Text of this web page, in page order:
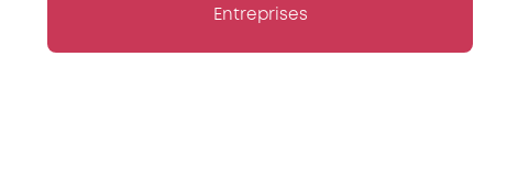
Entreprises